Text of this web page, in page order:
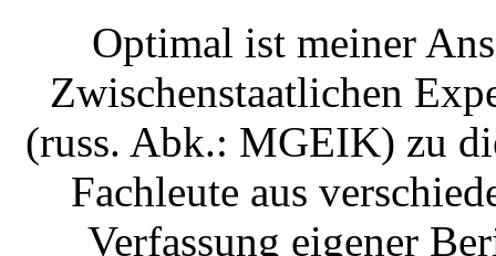
Optimal ist meiner
Zwischenstaatlichen
(russ. Abk.: MGEIK) zu
Fachleute aus
Verfassung eigener